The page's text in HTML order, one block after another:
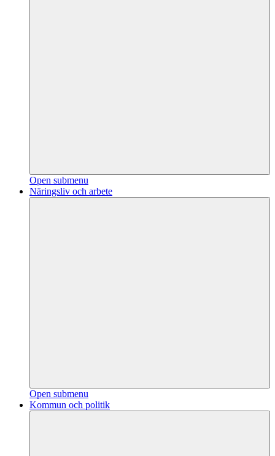
Open submenu
Näringsliv och arbete
Open submenu
Kommun och politik